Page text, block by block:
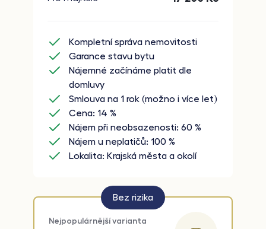
Kompletní správa nemovitosti
Garance stavu bytu
Nájemné začínáme platit dle
domluvy
Smlouva na 1 rok (možno i více let)
Cena: 14 %
Nájem při neobsazenosti: 60 %
Nájem u neplatičů: 100 %
Lokalita: Krajská města a okolí
Bez rizika
Nejpopulárnější varianta